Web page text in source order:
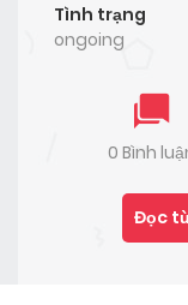
Tình trạng
ongoing
0 Bình
Đọc